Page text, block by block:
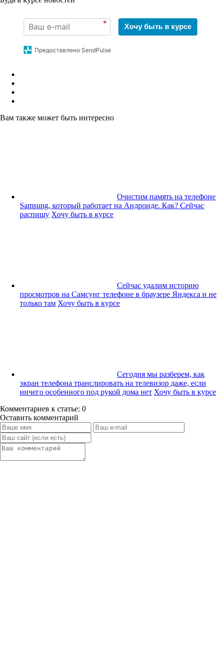
* Хочу быть в курсе
Предоставлено SendPulse
Вам также может быть интересно
Очистим память на телефоне
Samsung, который работает на Андроиде. Как? Сейчас
распишу Хочу быть в курсе
Сейчас удалим историю
просмотров на Самсунг телефоне в браузере Яндекса и не
только там Хочу быть в курсе
Сегодня мы разберем, как
экран телефона транслировать на телевизор даже, если
ничего особенного под рукой дома нет Хочу быть в курсе
Комментариев к статье: 0
Оставить комментарий